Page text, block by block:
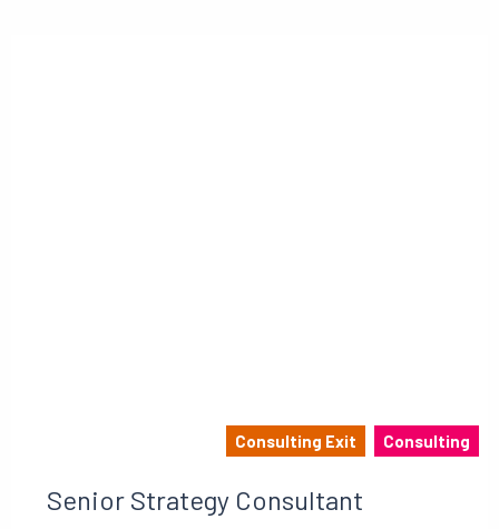
Consulting Exit Consulting
Senior Strategy Consultant